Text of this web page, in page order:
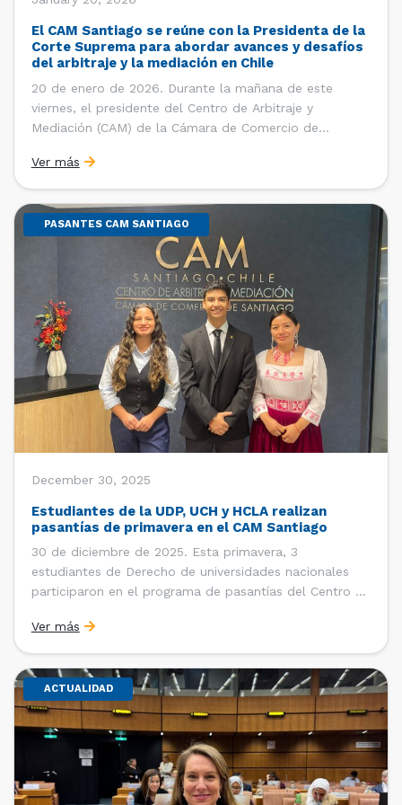
El CAM Santiago se reúne con la Presidenta de la
Corte Suprema para abordar avances y desafíos
del arbitraje y la mediación en Chile
20 de enero de 2026. Durante la mañana de este
viernes, el presidente del Centro de Arbitraje y
Mediación (CAM) de la Cámara de Comercio de
del CAM Santiago, Ximena Vial; y el gerente general de
la CCS, Carlos Soublette, sostuvieron un encuentro […]
Ver más
PASANTES CAM SANTIAGO
December 30, 2025
Estudiantes de la UDP, UCH y HCLA realizan
pasantías de primavera en el CAM Santiago
30 de diciembre de 2025. Esta primavera, 3
estudiantes de Derecho de universidades nacionales
participaron en el programa de pasantías del Centro de
de Santiago (CCS). Entre el 3 de noviembre y el 30 de
diciembre realizaron su pasantía Ingrid Ivania […]
Ver más
ACTUALIDAD